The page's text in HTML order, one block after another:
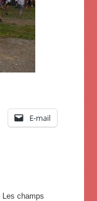
E-mail
Les champs